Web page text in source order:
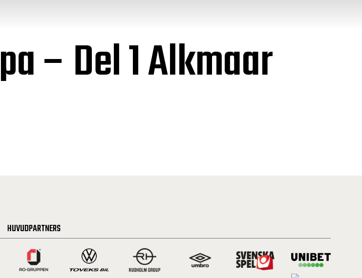
– Del 1 Alkmaar
HUVUDPARTNERS